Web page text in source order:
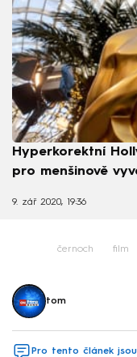
Hyperkorektní
pro menšinově
9. zář 2020, 19:36
černoch film
tom
Pro tento článek